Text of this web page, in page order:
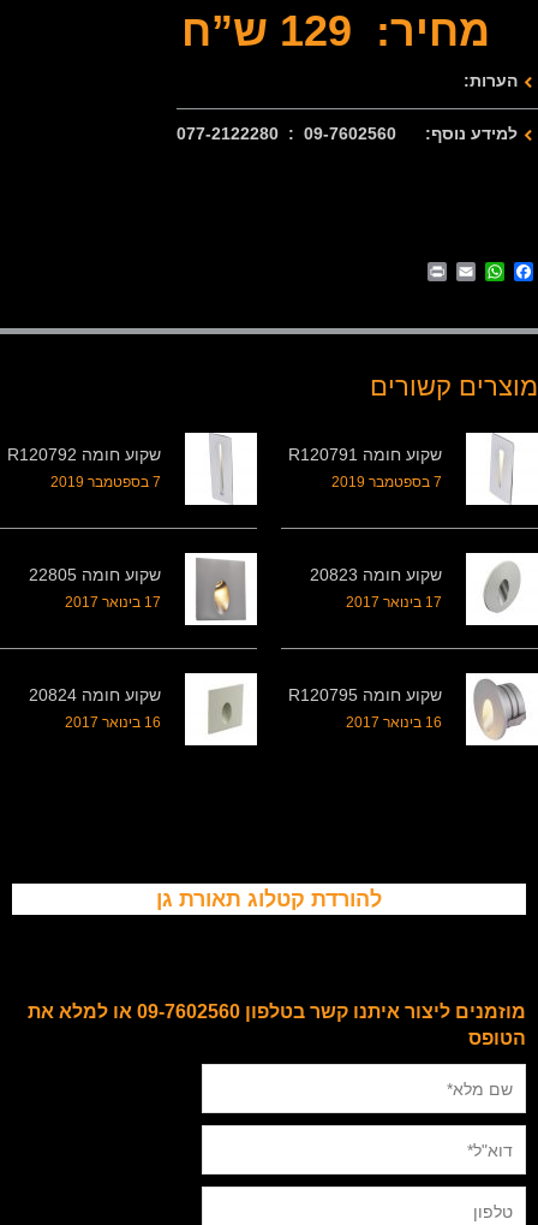
מחיר: 129 ש”ח
הערות:
למידע נוסף: 09-7602560 : 077-2122280
Facebook
WhatsApp
Email
מוצרים קשורים
שקוע חומה R120791
7 בספטמבר 2019
שקוע חומה R120792
7 בספטמבר 2019
שקוע חומה 20823
17 בינואר 2017
שקוע חומה 22805
17 בינואר 2017
שקוע חומה R120795
16 בינואר 2017
שקוע חומה 20824
16 בינואר 2017
להורדת קטלוג תאורת גן
מוזמנים ליצור איתנו קשר בטלפון 09-7602560 או למלא את
הטופס